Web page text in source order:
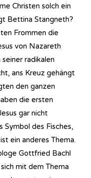
Christen solch ein
Bettina Stangneth?
Frommen die
von Nazareth
radikalen
ans Kreuz gehängt
den ganzen
die ersten
gar nicht
Symbol des Fisches,
ein anderes Thema.
Gottfried Bachl
mit dem Thema